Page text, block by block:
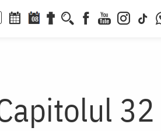
08
32